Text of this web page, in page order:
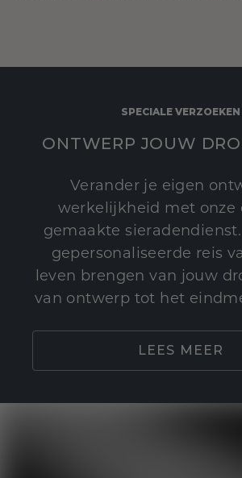
SPECIALE VERZOEKEN
ONTWERP JOUW
Verander je eigen
werkelijkheid met onze
gemaakte
gepersonaliseerde reis
leven brengen van jouw
van ontwerp tot het
LEES MEER